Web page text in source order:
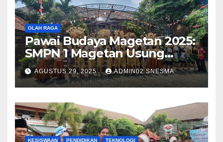
OLAH RAGA
Pawai Budaya Magetan 2025:
SMPN 1 Magetan Usung
Tema “Magetan Bambu
Kreatif Inovasi Heritage”
AGUSTUS 29, 2025 ADMIN02 SNESMA
KESISWAAN PENDIDIKAN TEKNOLOGI